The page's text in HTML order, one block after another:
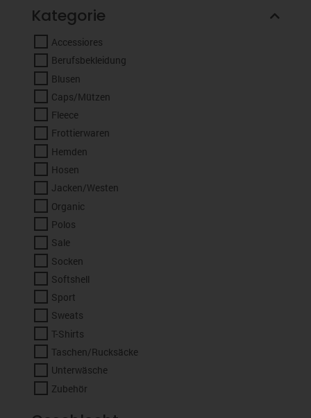
Kategorie
Accessiores
Berufsbekleidung
Blusen
Caps/Mützen
Fleece
Frottierwaren
Hemden
Hosen
Jacken/Westen
Organic
Polos
Sale
Socken
Softshell
Sport
Sweats
T-Shirts
Taschen/Rucksäcke
Unterwäsche
Zubehör